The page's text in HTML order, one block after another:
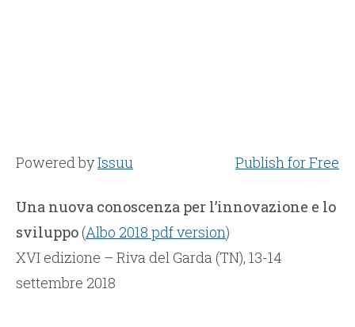
Powered byIssuu Publish for Free
Una nuova conoscenza per l’innovazione e lo
sviluppo (Albo 2018 pdf version)
XVI edizione – Riva del Garda (TN), 13-14
settembre 2018